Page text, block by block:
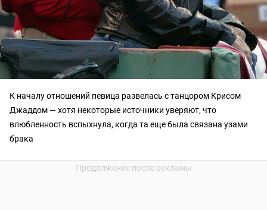
К началу отношений певица развелась с танцором Крисом
Джаддом — хотя некоторые источники уверяют, что
влюбленность вспыхнула, когда та еще была связана узами
брака